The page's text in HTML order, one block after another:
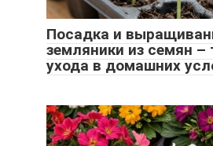
Посадка и
земляники из семян –
ухода в домашних